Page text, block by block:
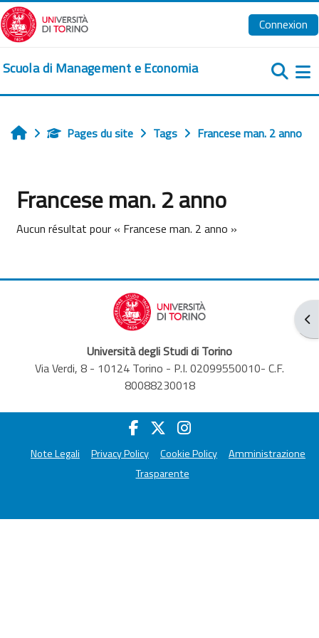
Passer au contenu principal
Connexion
Scuola di Management e Economia
AccueilPages du site Tags Francese man. 2 anno
Francese man. 2 anno
Aucun résultat pour « Francese man. 2 anno »
Università degli Studi di Torino
Via Verdi, 8 - 10124 Torino - P.I. 02099550010- C.F.
80088230018
Note Legali Privacy Policy Cookie Policy
Amministrazione
Trasparente